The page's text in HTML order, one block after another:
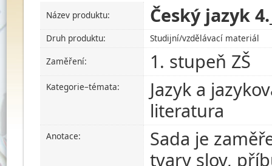
Název produktu: Český jazyk
Druh produktu:
Studijní/vzdělávací materiál
Zaměření:
1. stupeň ZŠ
Kategorie–témata:
Jazyk a
literatura
Anotace:
Sada je
tvary slov,